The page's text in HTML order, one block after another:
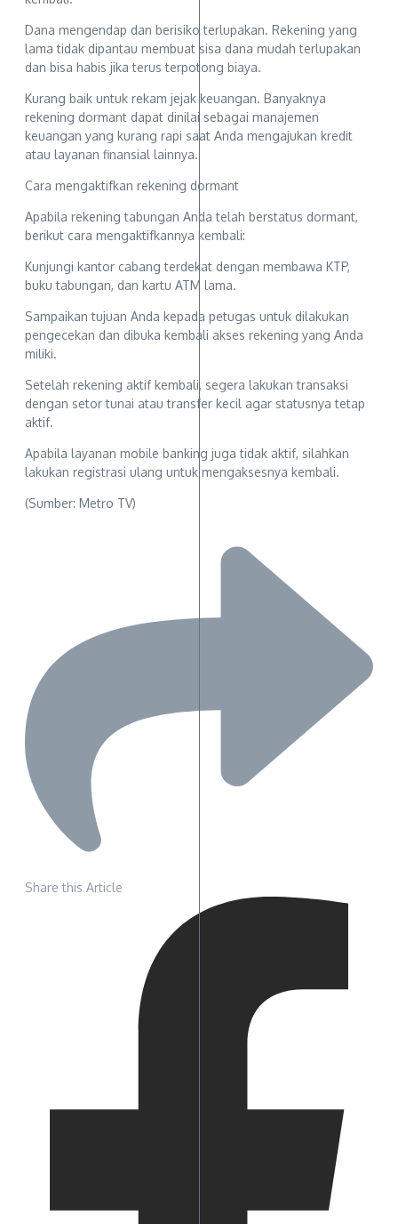
Dana mengendap dan berisiko terlupakan. Rekening yang
lama tidak dipantau membuat sisa dana mudah terlupakan
dan bisa habis jika terus terpotong biaya.
Kurang baik untuk rekam jejak keuangan. Banyaknya
rekening dormant dapat dinilai sebagai manajemen
keuangan yang kurang rapi saat Anda mengajukan kredit
atau layanan finansial lainnya.
Cara mengaktifkan rekening dormant
Apabila rekening tabungan Anda telah berstatus dormant,
berikut cara mengaktifkannya kembali:
Kunjungi kantor cabang terdekat dengan membawa KTP,
buku tabungan, dan kartu ATM lama.
Sampaikan tujuan Anda kepada petugas untuk dilakukan
pengecekan dan dibuka kembali akses rekening yang Anda
miliki.
Setelah rekening aktif kembali, segera lakukan transaksi
dengan setor tunai atau transfer kecil agar statusnya tetap
aktif.
Apabila layanan mobile banking juga tidak aktif, silahkan
lakukan registrasi ulang untuk mengaksesnya kembali.
(Sumber: Metro TV)
Share this Article